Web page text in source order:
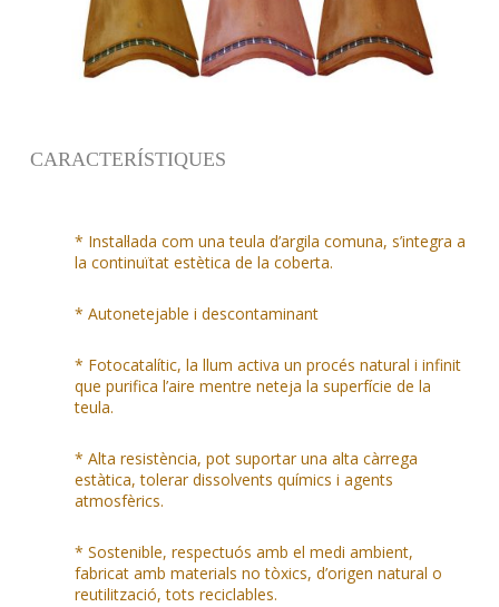
CARACTERÍSTIQUES
* Instal·lada com una teula d’argila comuna, s’integra a
la continuïtat estètica de la coberta.
* Autonetejable i descontaminant
* Fotocatalític, la llum activa un procés natural i infinit
que purifica l’aire mentre neteja la superfície de la
teula.
* Alta resistència, pot suportar una alta càrrega
estàtica, tolerar dissolvents químics i agents
atmosfèrics.
* Sostenible, respectuós amb el medi ambient,
fabricat amb materials no tòxics, d’origen natural o
reutilització, tots reciclables.